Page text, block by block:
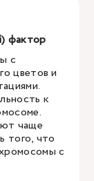
фактор
с
цветов и
к
чаще
того, что
с